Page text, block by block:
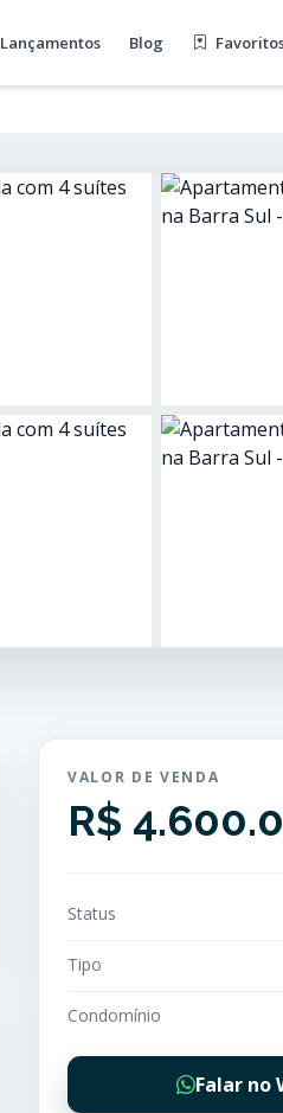
Lançamentos Blog
VALOR DE VENDA
R$
Status
Tipo
Condomínio
Falar no